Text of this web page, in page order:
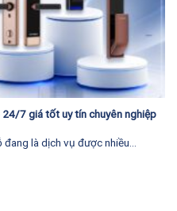
7 giá tốt uy tín chuyên nghiệp
là dịch vụ được nhiều...